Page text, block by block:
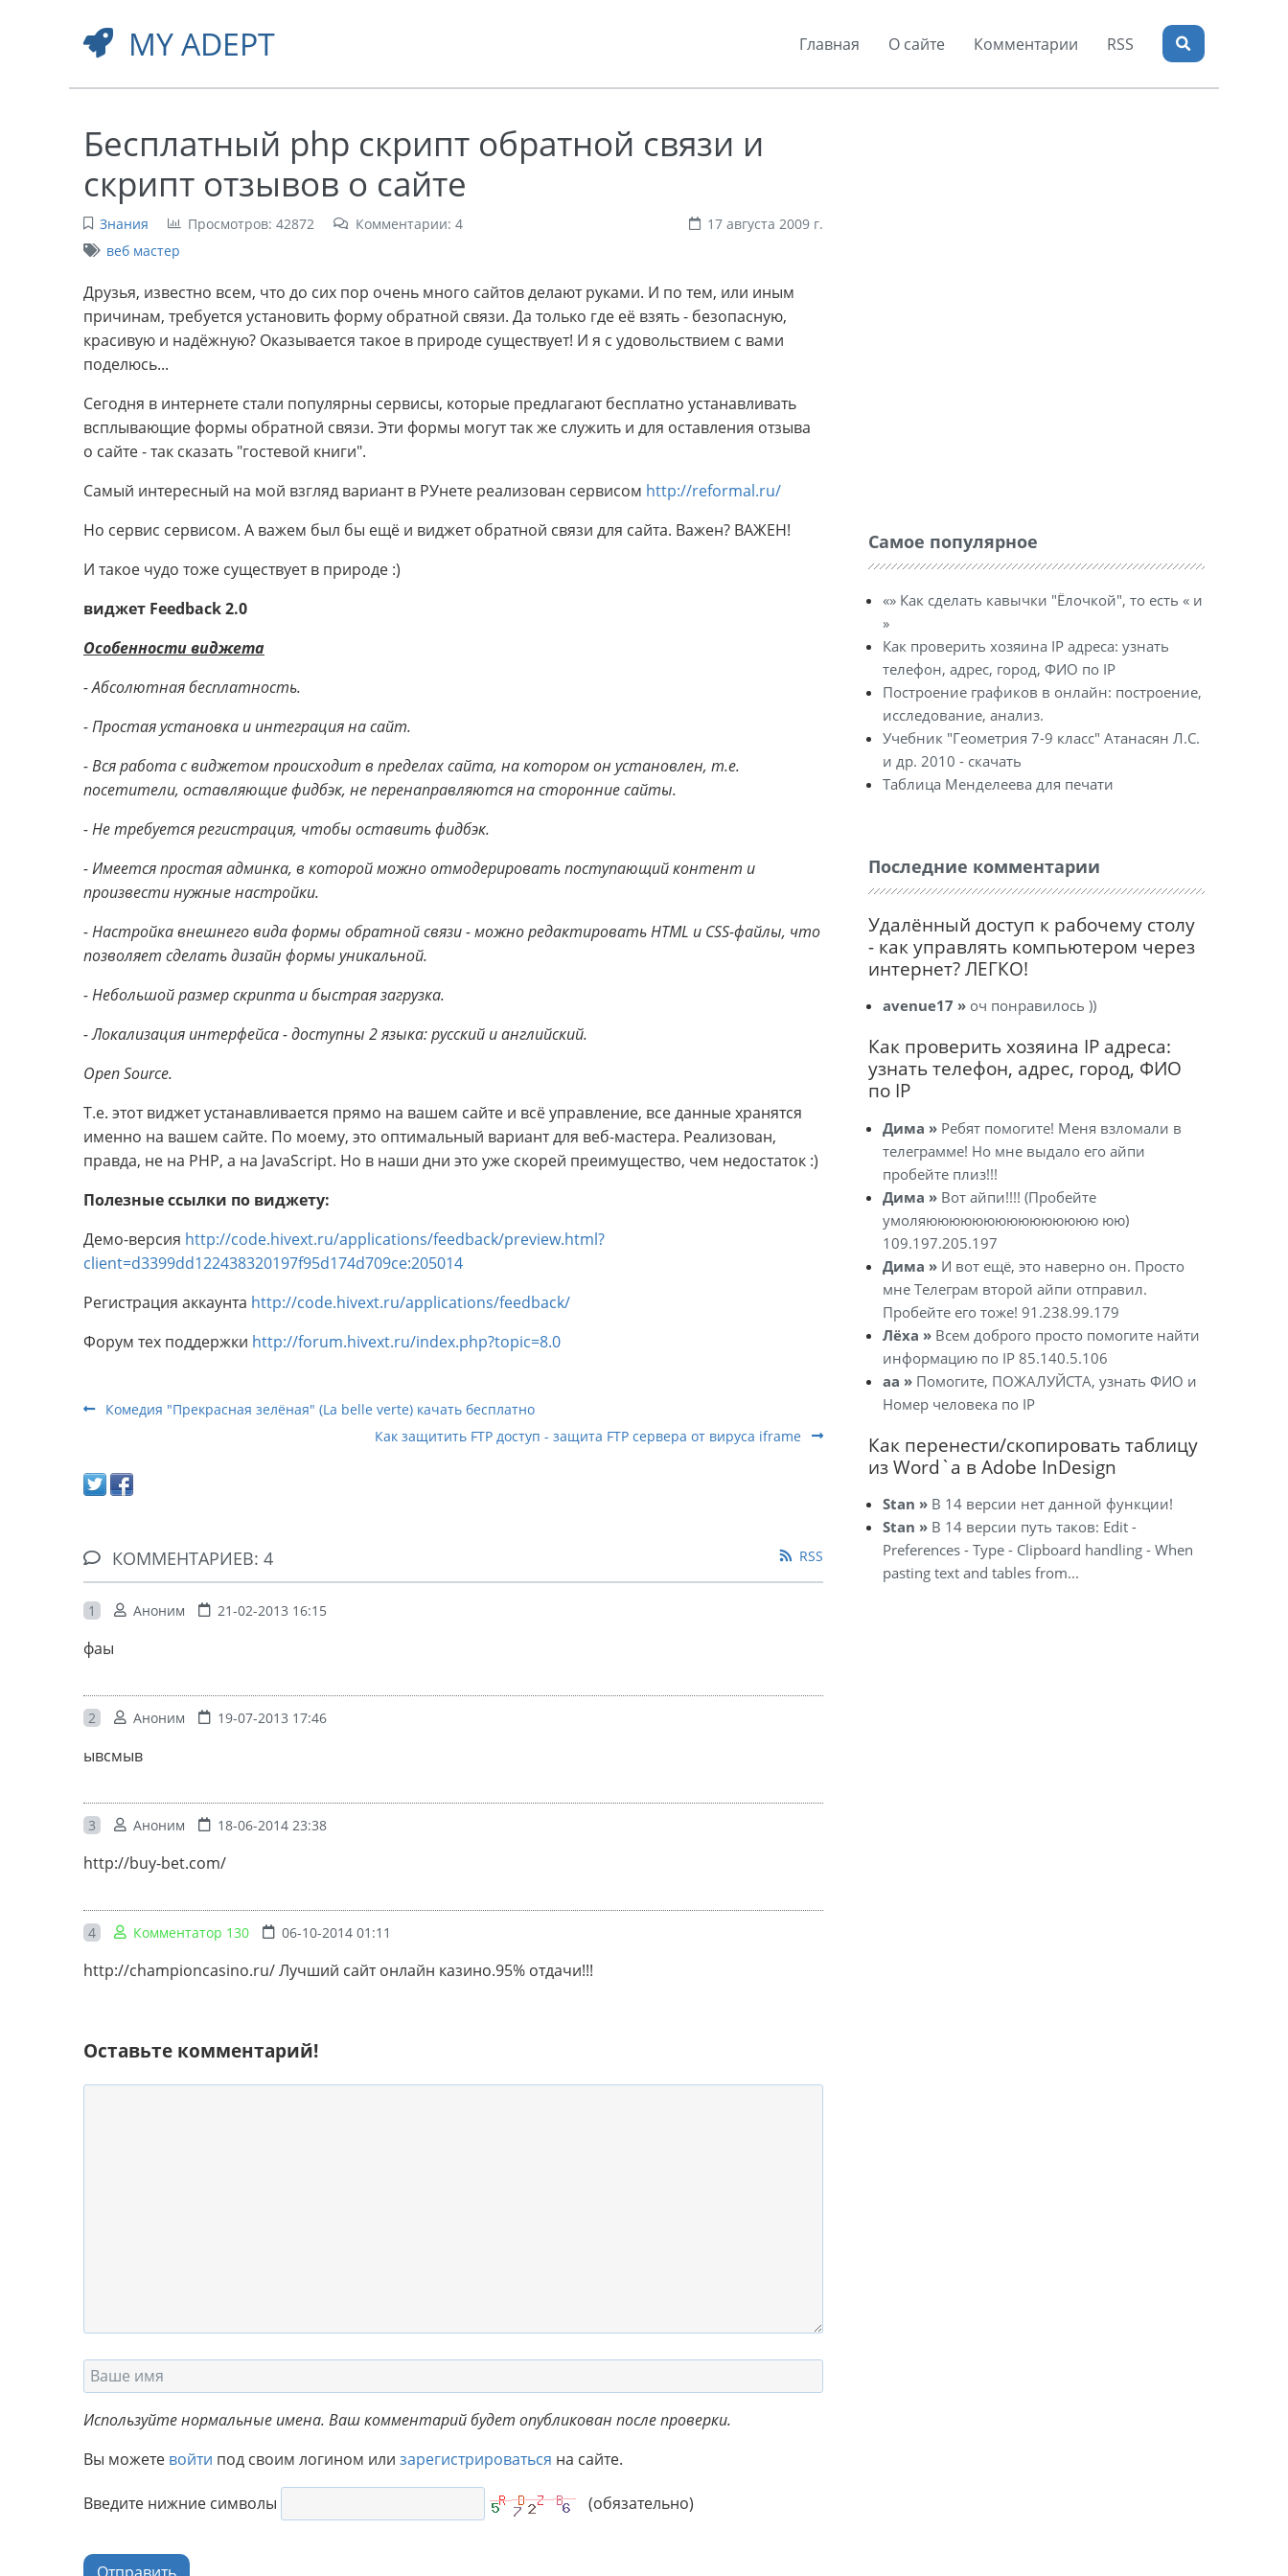
MY ADEPT Главная О сайте Комментарии RSS
Бесплатный php скрипт обратной связи и
скрипт отзывов о сайте
Знания Просмотров: 42872 Комментарии: 4
17 августа 2009 г.
веб мастер
Друзья, известно всем, что до сих пор очень много сайтов делают руками. И по тем, или иным
причинам, требуется установить форму обратной связи. Да только где её взять - безопасную,
красивую и надёжную? Оказывается такое в природе существует! И я с удовольствием с вами
поделюсь...
Сегодня в интернете стали популярны сервисы, которые предлагают бесплатно устанавливать
всплывающие формы обратной связи. Эти формы могут так же служить и для оставления отзыва
о сайте - так сказать "гостевой книги".
Самый интересный на мой взгляд вариант в РУнете реализован сервисом http://reformal.ru/
Но сервис сервисом. А важем был бы ещё и виджет обратной связи для сайта. Важен? ВАЖЕН!
И такое чудо тоже существует в природе :)
виджет Feedback 2.0
Особенности виджета
- Абсолютная бесплатность.
- Простая установка и интеграция на сайт.
- Вся работа с виджетом происходит в пределах сайта, на котором он установлен, т.е.
посетители, оставляющие фидбэк, не перенаправляются на сторонние сайты.
- Не требуется регистрация, чтобы оставить фидбэк.
- Имеется простая админка, в которой можно отмодерировать поступающий контент и
произвести нужные настройки.
- Настройка внешнего вида формы обратной связи - можно редактировать HTML и CSS-файлы, что
позволяет сделать дизайн формы уникальной.
- Небольшой размер скрипта и быстрая загрузка.
- Локализация интерфейса - доступны 2 языка: русский и английский.
Open Source.
Т.е. этот виджет устанавливается прямо на вашем сайте и всё управление, все данные хранятся
именно на вашем сайте. По моему, это оптимальный вариант для веб-мастера. Реализован,
правда, не на PHP, а на JavaScript. Но в наши дни это уже скорей преимущество, чем недостаток :)
Полезные ссылки по виджету:
Демо-версия http://code.hivext.ru/applications/feedback/preview.html?
client=d3399dd122438320197f95d174d709ce:205014
Регистрация аккаунта http://code.hivext.ru/applications/feedback/
Форум тех поддержки http://forum.hivext.ru/index.php?topic=8.0
Комедия "Прекрасная зелёная" (La belle verte) качать бесплатно
Как защитить FTP доступ - защита FTP сервера от вируса iframe
КОММЕНТАРИЕВ: 4 RSS
1 Аноним 21-02-2013 16:15
фаы
2 Аноним 19-07-2013 17:46
ывсмыв
3 Аноним 18-06-2014 23:38
http://buy-bet.com/
4 Комментатор 130 06-10-2014 01:11
http://championcasino.ru/ Лучший сайт онлайн казино.95% отдачи!!!
Оставьте комментарий!
Используйте нормальные имена. Ваш комментарий будет опубликован после проверки.
Вы можете войти под своим логином или зарегистрироваться на сайте.
Введите нижние символы (обязательно)
Самое популярное
«» Как сделать кавычки "Ёлочкой", то есть « и
»
Как проверить хозяина IP адреса: узнать
телефон, адрес, город, ФИО по IP
Построение графиков в онлайн: построение,
исследование, анализ.
Учебник "Геометрия 7-9 класс" Атанасян Л.С.
и др. 2010 - скачать
Таблица Менделеева для печати
Последние комментарии
Удалённый доступ к рабочему столу
- как управлять компьютером через
интернет? ЛЕГКО!
avenue17 » оч понравилось ))
Как проверить хозяина IP адреса:
узнать телефон, адрес, город, ФИО
по IP
Дима » Ребят помогите! Меня взломали в
телеграмме! Но мне выдало его айпи
пробейте плиз!!!
Дима » Вот айпи!!!! (Пробейте
умоляююююююююююююююю юю)
109.197.205.197
Дима » И вот ещё, это наверно он. Просто
мне Телеграм второй айпи отправил.
Пробейте его тоже! 91.238.99.179
Лёха » Всем доброго просто помогите найти
информацию по IP 85.140.5.106
aa » Помогите, ПОЖАЛУЙСТА, узнать ФИО и
Номер человека по IP
Как перенести/скопировать таблицу
из Word`a в Adobe InDesign
Stan » В 14 версии нет данной функции!
Stan » В 14 версии путь таков: Edit -
Preferences - Type - Clipboard handling - When
pasting text and tables from...